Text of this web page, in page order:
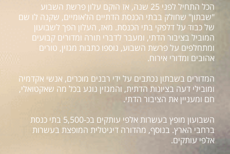
הכל התחיל לפני 25 שנה, אז הוקם עלון פרשת השבוע
"שבתון" שחולק בבתי הכנסת הדתיים הלאומיים, שקנה לו שם
של כבוד על דלפקי בתי הכנסת. מאז, העלון הפך לשבועון
המוביל בציבור הדתי, ומעבר לדברי תורה ומדורים קבועים
ומתחלפים על פרשת השבוע, נוספו כתבות מגזין, טורים
אהובים ומדורי אירוח.
המדורים בשבתון נכתבים על ידי רבנים מוכרים, אנשי אקדמיה
ומובילי דעה בציונות הדתית, והמגזין נוגע בכל מה שאקטואלי,
חם ומעניין את הציבור הדתי.
השבועון מופץ בעשרות אלפי עותקים בכ-5,500 בתי כנסת
ברחבי הארץ. בנוסף, מהדורה דיגיטלית המופצת בעשרות
אלפי עותקים.